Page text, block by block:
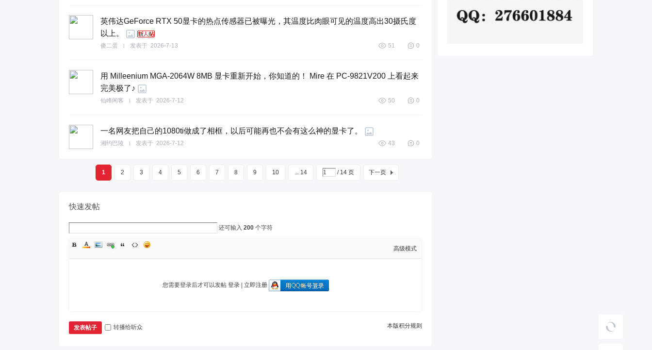
英伟达GeForce RTX 50显卡的热点传感器已被曝光，其温度比肉眼可见的温度高出30摄氏度
以上。
傻二蛋 发表于 2026-7-13 51 0
用 Milleenium MGA-2064W 8MB 显卡重新开始，你知道的！ Mire 在 PC-9821V200 上看起来
完美极了♪
仙峰闲客 发表于 2026-7-12 50 0
一名网友把自己的1080ti做成了相框，以后可能再也不会有这么神的显卡了。
湘约巴陵 发表于 2026-7-12 43 0
1 2 3 4 5 6 7 8 9 10 ... 14 / 14 页 下一页
快速发帖
还可输入 200 个字符
高级模式
您需要登录后才可以发帖 登录| 立即注册
本版积分规则
发表帖子 转播给听众